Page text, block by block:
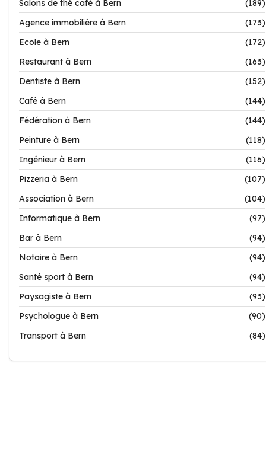
Salons de thé café à Bern
(189)
Agence immobilière à Bern
(173)
Ecole à Bern
(172)
Restaurant à Bern
(163)
Dentiste à Bern
(152)
Café à Bern
(144)
Fédération à Bern
(144)
Peinture à Bern
(118)
Ingénieur à Bern
(116)
Pizzeria à Bern
(107)
Association à Bern
(104)
Informatique à Bern
(97)
Bar à Bern
(94)
Notaire à Bern
(94)
Santé sport à Bern
(94)
Paysagiste à Bern
(93)
Psychologue à Bern
(90)
Transport à Bern
(84)